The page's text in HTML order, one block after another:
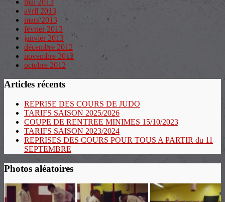
avril 2013
mars 2013
février 2013
janvier 2013
décembre 2012
novembre 2012
octobre 2012
Articles récents
REPRISE DES COURS DE JUDO
TARIFS SAISON 2025/2026
COUPE DE RENTREE MINIMES 15/10/2023
TARIFS SAISON 2023/2024
REPRISES DES COURS POUR TOUS A PARTIR du 11
SEPTEMBRE
Photos aléatoires